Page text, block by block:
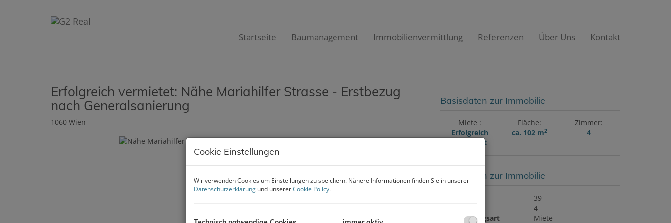
Startseite Baumanagement Immobilienvermittlung Referenzen Über Uns Kontakt
Erfolgreich vermietet: Nähe Mariahilfer Strasse - Erstbezug
nach Generalsanierung
1060 Wien
Basisdaten zur Immobilie
Miete
Erfolgreich
vermietet
Fläche
ca. 102 m2
Zimmer
4
Basisdaten zur Immobilie
39
4
Vermarktungsart
Miete
Cookie Einstellungen
Wir verwenden Cookies um Einstellungen zu speichern. Nähere Informationen finden Sie in unserer
Datenschutzerklärung und unsererCookie Policy.